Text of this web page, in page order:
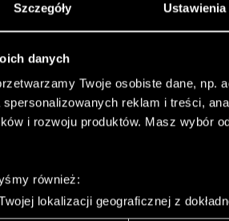
Szczegóły Ustawienia
danych
Twoje osobiste dane, np.
reklam i treści,
i rozwoju produktów. Masz wybór
również:
lokalizacji geograficznej z